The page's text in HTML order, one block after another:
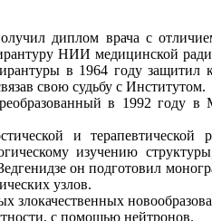
диплом врача с
НИИ медицинской
в 1964 году защитил
свою судьбу с Институтом.
в 1992 году в
и терапевтической
изучению
он подготовил
узлов.
злокачественных
с помощью нейтронов.